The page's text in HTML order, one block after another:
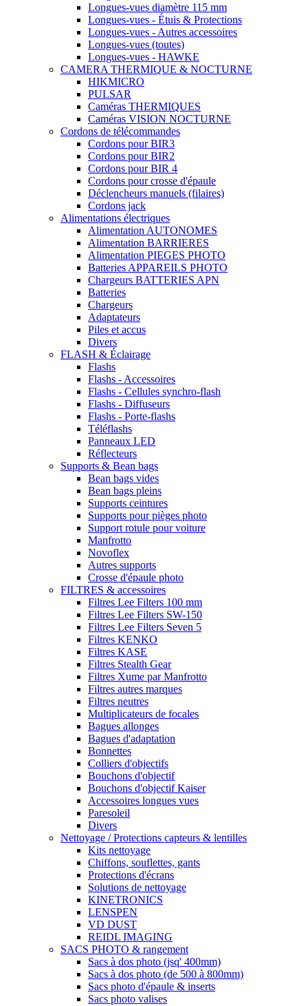
Longues-vues diamètre 115 mm
Longues-vues - Étuis & Protections
Longues-vues - Autres accessoires
Longues-vues (toutes)
Longues-vues - HAWKE
CAMERA THERMIQUE & NOCTURNE
HIKMICRO
PULSAR
Caméras THERMIQUES
Caméras VISION NOCTURNE
Cordons de télécommandes
Cordons pour BIR3
Cordons pour BIR2
Cordons pour BIR 4
Cordons pour crosse d'épaule
Déclencheurs manuels (filaires)
Cordons jack
Alimentations électriques
Alimentation AUTONOMES
Alimentation BARRIERES
Alimentation PIEGES PHOTO
Batteries APPAREILS PHOTO
Chargeurs BATTERIES APN
Batteries
Chargeurs
Adaptateurs
Piles et accus
Divers
FLASH & Éclairage
Flashs
Flashs - Accessoires
Flashs - Cellules synchro-flash
Flashs - Diffuseurs
Flashs - Porte-flashs
Téléflashs
Panneaux LED
Réflecteurs
Supports & Bean bags
Bean bags vides
Bean bags pleins
Supports ceintures
Supports pour pièges photo
Support rotule pour voiture
Manfrotto
Novoflex
Autres supports
Crosse d'épaule photo
FILTRES & accessoires
Filtres Lee Filters 100 mm
Filtres Lee Filters SW-150
Filtres Lee Filters Seven 5
Filtres KENKO
Filtres KASE
Filtres Stealth Gear
Filtres Xume par Manfrotto
Filtres autres marques
Filtres neutres
Multiplicateurs de focales
Bagues allonges
Bagues d'adaptation
Bonnettes
Colliers d'objectifs
Bouchons d'objectif
Bouchons d'objectif Kaiser
Accessoires longues vues
Paresoleil
Divers
Nettoyage / Protections capteurs & lentilles
Kits nettoyage
Chiffons, souflettes, gants
Protections d'écrans
Solutions de nettoyage
KINETRONICS
LENSPEN
VD DUST
REIDL IMAGING
SACS PHOTO & rangement
Sacs à dos photo (jsq' 400mm)
Sacs à dos photo (de 500 à 800mm)
Sacs photo d'épaule & inserts
Sacs photo valises